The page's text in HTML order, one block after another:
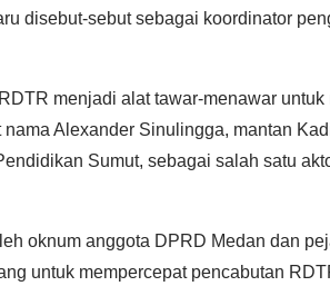
disebut-sebut sebagai koordinator
menjadi alat tawar-menawar untuk
Alexander Sinulingga, mantan
Sumut, sebagai salah satu
oknum anggota DPRD Medan dan
untuk mempercepat pencabutan